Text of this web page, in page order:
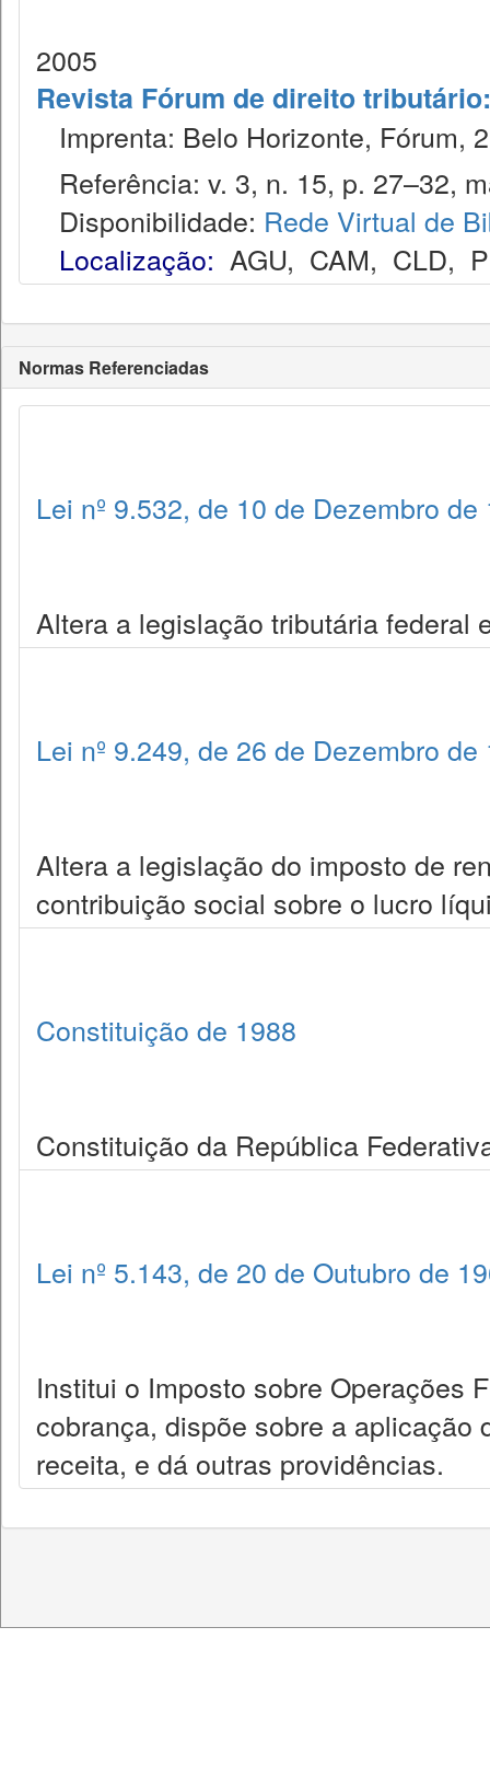
2005
Revista Fórum de direito
Imprenta: Belo Horizonte, Fórum,
Referência: v. 3, n. 15, p. 27–32,
Disponibilidade: Rede Virtual de
Localização: AGU, CAM, CLD,
Normas Referenciadas
Lei nº 9.532, de 10 de Dezembro de
Altera a legislação tributária federal
Lei nº 9.249, de 26 de Dezembro de
Altera a legislação do imposto de
contribuição social sobre o lucro
Constituição de 1988
Constituição da República
Lei nº 5.143, de 20 de Outubro de
Institui o Imposto sobre Operações
cobrança, dispõe sobre a
receita, e dá outras providências.